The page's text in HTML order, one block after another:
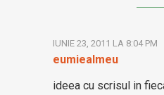
eumiealmeu
IUNIE 23, 2011 LA 8:04 PM
ideea cu scrisul in